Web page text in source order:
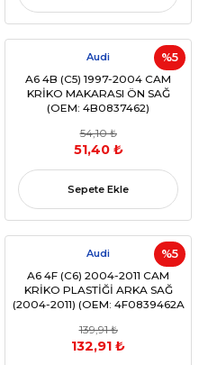
%5
Audi
A6 4B (C5) 1997-2004 CAM
KRİKO MAKARASI ÖN SAĞ
(OEM: 4B0837462)
54,10 ₺
51,40 ₺
Sepete Ekle
%5
Audi
A6 4F (C6) 2004-2011 CAM
KRİKO PLASTİĞİ ARKA SAĞ
(2004-2011) (OEM: 4F0839462A
139,91 ₺
132,91 ₺